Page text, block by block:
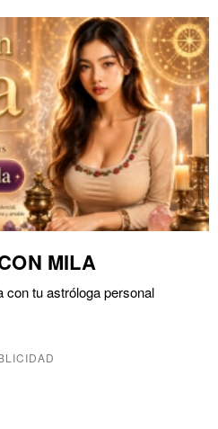
MILA
con tu astróloga personal